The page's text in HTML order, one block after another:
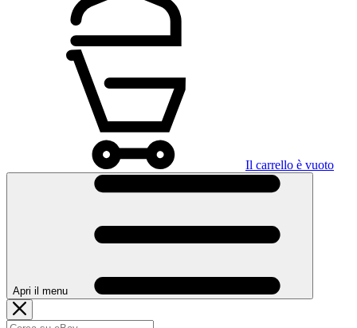
Il carrello è vuoto
Apri il menu